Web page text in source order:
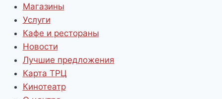
Магазины
Услуги
Кафе и рестораны
Новости
Лучшие предложения
Карта ТРЦ
Кинотеатр